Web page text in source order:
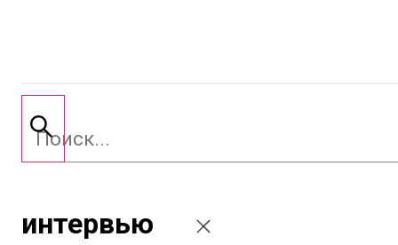
интервью